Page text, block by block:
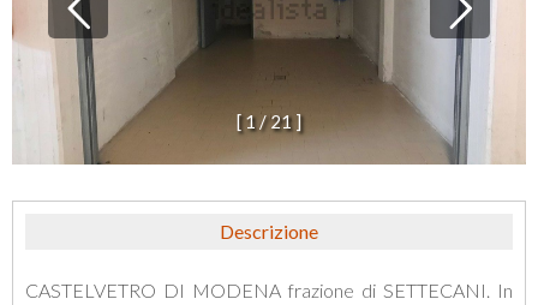
[ 1/21 ]
Descrizione
CASTELVETRO DI MODENA frazione di SETTECANI. In